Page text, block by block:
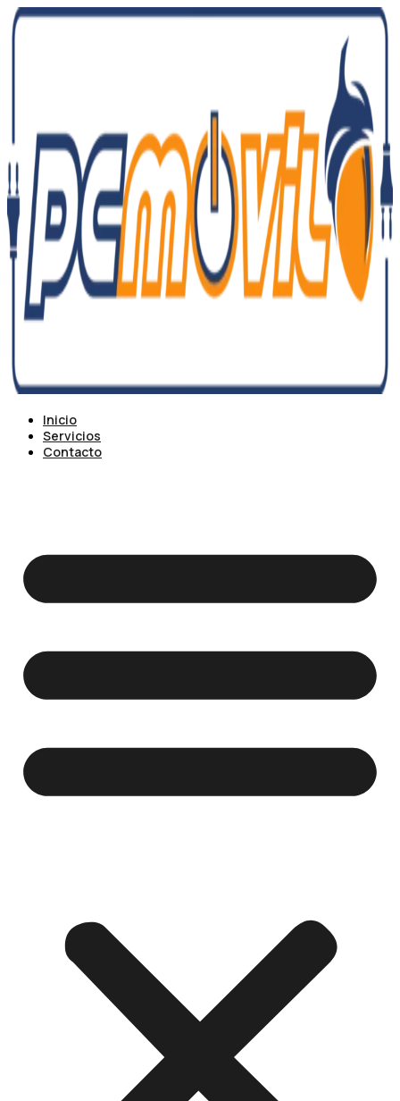
Ir
al
Inicio
Servicios
Contacto